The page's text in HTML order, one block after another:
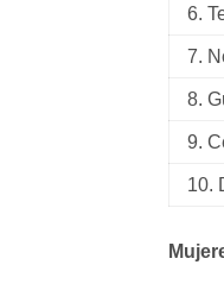
6.
7.
8.
9.
10.